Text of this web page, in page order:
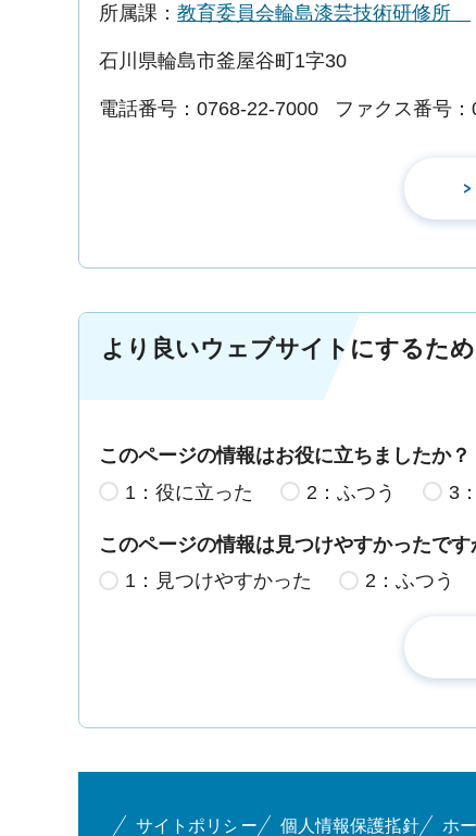
所属課： 教育委員会輪島漆芸技術研修所
石川県輪島市釜屋谷町1字30
電話番号：0768-22-7000 ファクス番号
より良いウェブサイトにするた
このページの情報はお役に立ちましたか？
1：役に立った
2：ふつう 3
このページの情報は見つけやすかったです
1：見つけやすかった
2：ふつう
サイトポリシー 個人情報保護指針 ホ